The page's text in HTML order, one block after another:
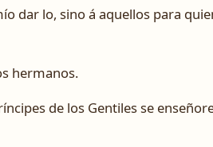
dar lo, sino á aquellos para
hermanos.
de los Gentiles se